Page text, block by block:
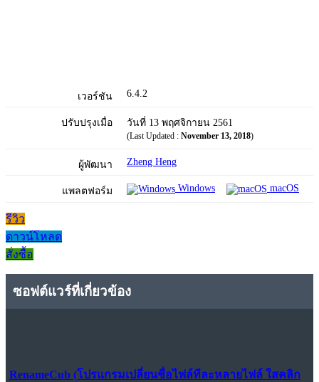
เวอร์ชัน 6.4.2
ปรับปรุงเมื่อ วันที่ 13 พฤศจิกายน 2561
(Last Updated : November 13, 2018)
ผู้พัฒนา Zheng Heng
แพลตฟอร์ม Windows macOS
รีวิว
ดาวน์โหลด
สั่งซื้อ
ซอฟต์แวร์ที่เกี่ยวข้อง
RenameCub (โปรแกรมเปลี่ยนชื่อไฟล์ทีละหลายไฟล์ ใสคลิก